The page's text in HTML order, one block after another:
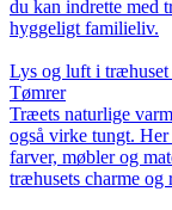
du kan indrette med
hyggeligt familieliv.
Lys og luft i træhuset
Tømrer
Træets naturlige
også virke tungt.
farver, møbler og
træhusets charme og